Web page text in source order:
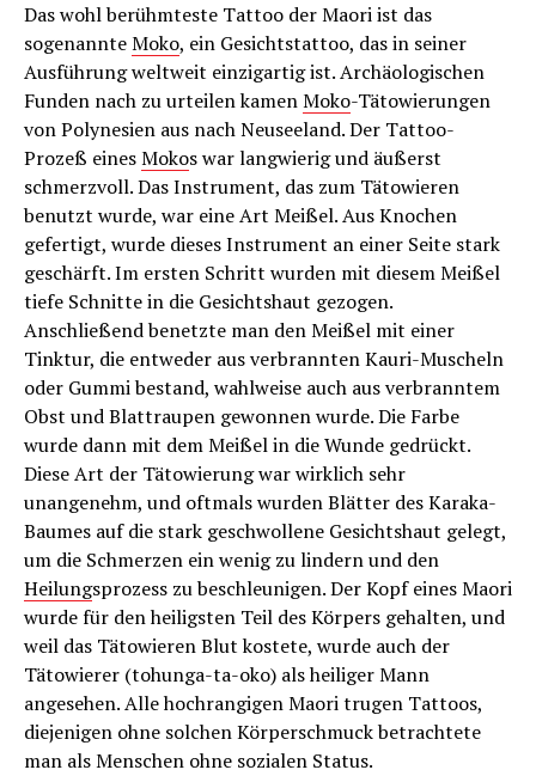
Das wohl berühmteste Tattoo der Maori ist das
sogenannteMoko, ein Gesichtstattoo, das in seiner
Ausführung weltweit einzigartig ist. Archäologischen
Funden nach zu urteilen kamenMoko-Tätowierungen
von Polynesien aus nach Neuseeland. Der Tattoo-
Prozeß einesMokos war langwierig und äußerst
schmerzvoll. Das Instrument, das zum Tätowieren
benutzt wurde, war eine Art Meißel. Aus Knochen
gefertigt, wurde dieses Instrument an einer Seite stark
geschärft. Im ersten Schritt wurden mit diesem Meißel
tiefe Schnitte in die Gesichtshaut gezogen.
Anschließend benetzte man den Meißel mit einer
Tinktur, die entweder aus verbrannten Kauri-Muscheln
oder Gummi bestand, wahlweise auch aus verbranntem
Obst und Blattraupen gewonnen wurde. Die Farbe
wurde dann mit dem Meißel in die Wunde gedrückt.
Diese Art der Tätowierung war wirklich sehr
unangenehm, und oftmals wurden Blätter des Karaka-
Baumes auf die stark geschwollene Gesichtshaut gelegt,
um die Schmerzen ein wenig zu lindern und den
Heilungsprozess zu beschleunigen. Der Kopf eines Maori
wurde für den heiligsten Teil des Körpers gehalten, und
weil das Tätowieren Blut kostete, wurde auch der
Tätowierer (tohunga-ta-oko) als heiliger Mann
angesehen. Alle hochrangigen Maori trugen Tattoos,
diejenigen ohne solchen Körperschmuck betrachtete
man als Menschen ohne sozialen Status.